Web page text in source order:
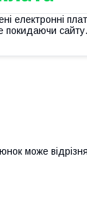
електронні
покидаючи сайту.
може